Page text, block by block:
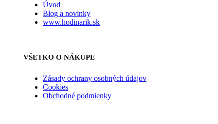
Úvod
Blog a novinky
www.hodinarik.sk
VŠETKO O NÁKUPE
Zásady ochrany osobných údajov
Cookies
Obchodné podmienky